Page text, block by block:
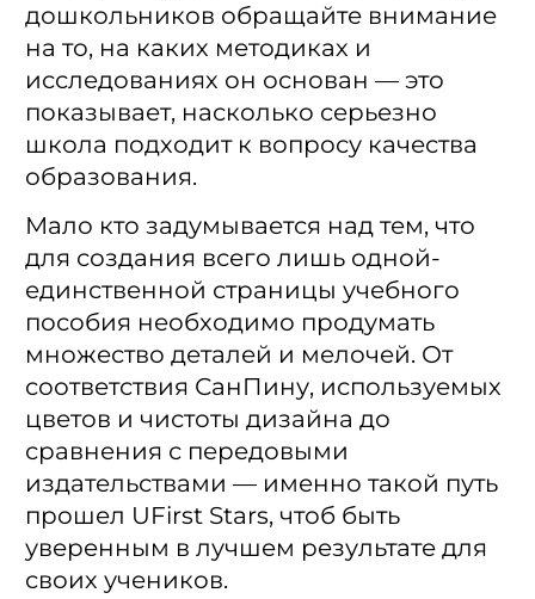
дошкольников обращайте внимание
на то, на каких методиках и
исследованиях он основан — это
показывает, насколько серьезно
школа подходит к вопросу качества
образования.
Мало кто задумывается над тем, что
для создания всего лишь одной-
единственной страницы учебного
пособия необходимо продумать
множество деталей и мелочей. От
соответствия СанПину, используемых
цветов и чистоты дизайна до
сравнения с передовыми
издательствами — именно такой путь
прошел UFirst Stars, чтоб быть
уверенным в лучшем результате для
своих учеников.